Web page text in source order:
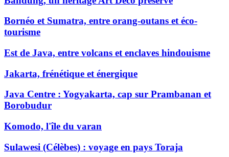
Bornéo et Sumatra, entre orang-outans et éco-
tourisme
Est de Java, entre volcans et enclaves hindouisme
Jakarta, frénétique et énergique
Java Centre : Yogyakarta, cap sur Prambanan et
Borobudur
Komodo, l'île du varan
Sulawesi (Célèbes) : voyage en pays Toraja